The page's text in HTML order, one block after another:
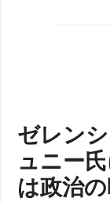
ゼレン
ュニー
は政治